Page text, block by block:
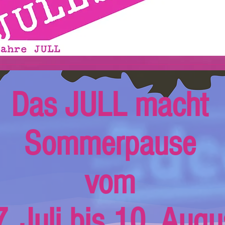
Das JULL macht
Sommerpause
vom